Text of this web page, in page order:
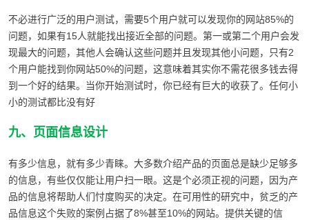
不必进行广泛的用户测试，需要5个用户就可以发现你的网站85%的
问题，如果有15人就能找出接近全部的问题。第一或第二个用户会发
现最大的问题，其他人会确认这些问题并且发现其他小问题，只有2
个用户能找到你网站50%的问题，这意味着其实你不需花很多钱去得
到一个好的结果。当你开始测试时，你已经有巨大的收获了。任何小
小的测试都比没有好
九、页面信息设计
有多少信息，就有多少青睐。大多数介绍产品的页面总是缺少足够多
的信息，有些仅仅能让用户扫一眼。这是个必须正视的问题，因为产
品的信息将帮助人们忖度购买的决定。在可用性的研究中，贫乏的产
品信息这个失败的案例占据了8%甚至10%的网站。提供关键的信